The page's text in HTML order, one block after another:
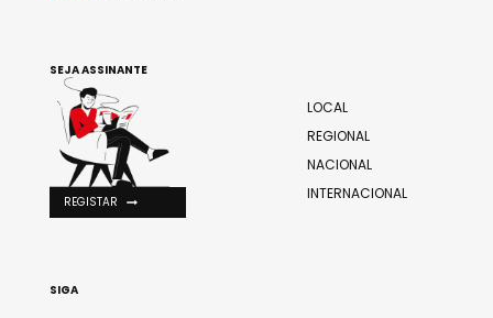
LOCAL
REGIONAL
NACIONAL
INTERNACIONAL
SEJA ASSINANTE
REGISTAR
SIGA